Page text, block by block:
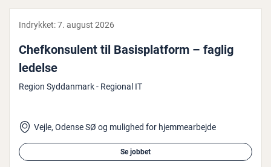
Indrykket:7. august 2026
Chef­kon­su­lent til Ba­sis­plat­form – faglig
ledelse
Region Syddanmark - Regional IT
Vejle, Odense SØ og mulighed for hjemmearbejde
Se jobbet